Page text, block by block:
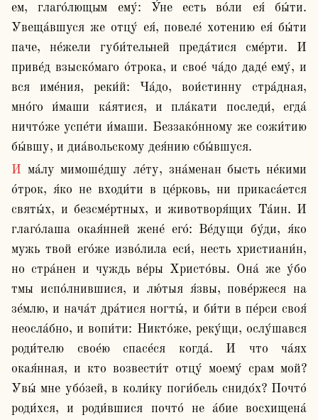
ем, глаго́лющым ему́: У́не есть во́ли ея́ бы́ти.
Увеща́вшуся же отцу́ ея́, повеле́ хотению ея́ бы́ти
паче, не́жели губи́тельней преда́тися сме́рти. И
приве́д взыско́маго о́трока, и свое́ ча́до даде́ ему́, и
вся име́ния, реки́й: Ча́до, вои́стинну стра́дная,
мно́го и́маши ка́ятися, и пла́кати последи́, егда́
ничто́же успе́ти и́маши. Беззако́нному же сожи́тию
бы́вшу, и диа́вольскому дея́нию сбы́вшуся.
И ма́лу мимоше́дшу ле́ту, зна́менан бысть не́кими
о́трок, я́ко не входи́ти в це́рковь, ни прикаса́ется
святы́х, и безсме́ртных, и животворя́щих Та́ин. И
глаго́лаша окая́нней жене́ его́: Ве́дущи бу́ди, я́ко
мужь твой его́же изво́лила еси́, несть христиани́н,
но стра́нен и чуждь ве́ры Христо́вы. Она́ же у́бо
тмы испо́лнившися, и лю́тыя я́звы, пове́ржеся на
зе́млю, и нача́т дра́тися ногты́, и би́ти в пе́рси своя́
неосла́бно, и вопи́ти: Никто́же, реку́щи, ослу́шався
роди́телю свое́ю спасе́ся когда́. И что ча́ях
окая́нная, и кто возвести́т отцу́ моему́ срам мой?
Увы́ мне убо́зей, в коли́ку поги́бель снидо́х? Почто́
роди́хся, и роди́вшися почто́ не а́бие восхищена́